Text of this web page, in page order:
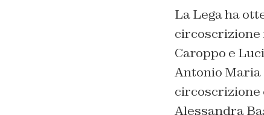
La Lega ha
circoscrizione
Caroppo e
Antonio
circoscrizione
Alessandra